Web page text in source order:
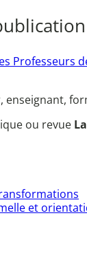
Professeurs
enseignant,
ou revue
et